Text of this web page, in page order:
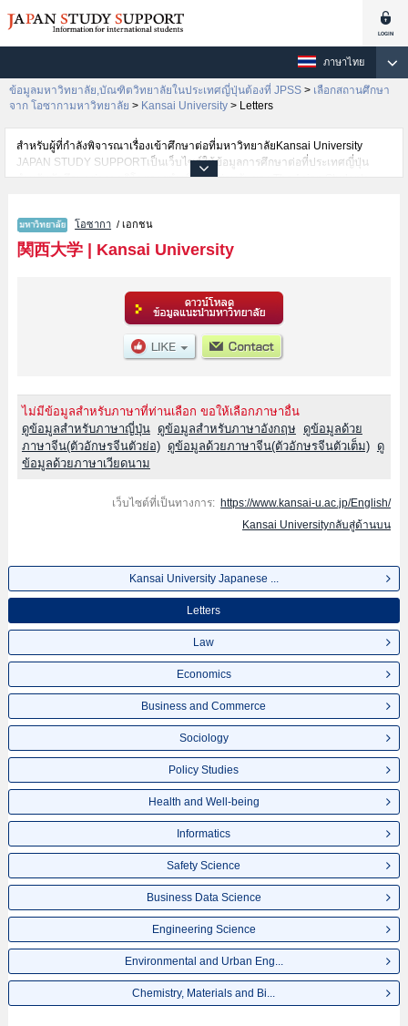
ภาษาไทย
ข้อมูลมหาวิทยาลัย,บัณฑิตวิทยาลัยในประเทศญี่ปุ่นต้องที่ JPSS > เลือกสถานศึกษา
จาก โอซากามหาวิทยาลัย > Kansai University > Letters
สำหรับผู้ที่กำลังพิจารณาเรื่องเข้าศึกษาต่อที่มหาวิทยาลัยKansai University
JAPAN STUDY SUPPORTเป็นเว็บไซต์ให้ข้อมูลการศึกษาต่อที่ประเทศญี่ปุ่น
สำหรับนักศึกษาต่างชาติโดยการดำเนินงานร่วมกันของ The Asian Students
and Cultural Program Preparatory Course (Bekka)หรือคณะLettersหรือ
คณะLawหรือคณะEconomicsหรือคณะBusiness and Commerceหรือ
คณะSociologyหรือคณะPolicy StudiesหรือคณะHealth and Well-beingหรือ
คณะEngineering ScienceหรือคณะEnvironmental and Urban
EngineeringหรือคณะChemistry, Materials and Bioengineering ไว้ เป็นต้นไว้
สำหรับผู้ที่ต้องการค้นหาข้อมูลการศึกษาต่อเกี่ยวกับKansai University กรุณาใช้
เว็บไซต์นี้เพื่อการค้นหาข้อมูลตามอัธยาศัย นอกจากนั้นยังมีข้อมูลของสถาบันการ
ศึกษาระดับมหาวิทยาลัย,บัณฑิตวิทยาลัย,วิทยาลัยระดับอนุปริญญา,วิทยาลัย
โอซากา / เอกชน
関西大学| Kansai University
ไม่มีข้อมูลสำหรับภาษาที่ท่านเลือก ขอให้เลือกภาษาอื่น
ดูข้อมูลสำหรับภาษาญี่ปุ่น
ดูข้อมูลสำหรับภาษาอังกฤษ
ดูข้อมูลด้วย
ภาษาจีน(ตัวอักษรจีนตัวย่อ)
ดูข้อมูลด้วยภาษาจีน(ตัวอักษรจีนตัวเต็ม)
ดู
ข้อมูลด้วยภาษาเวียดนาม
เว็บไซต์ที่เป็นทางการ: https://www.kansai-u.ac.jp/English/
Kansai Universityกลับสู่ด้านบน
Kansai University Japanese ...
Letters
Law
Economics
Business and Commerce
Sociology
Policy Studies
Health and Well-being
Informatics
Safety Science
Business Data Science
Engineering Science
Environmental and Urban Eng...
Chemistry, Materials and Bi...